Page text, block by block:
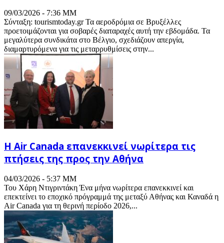
09/03/2026 - 7:36 ΜΜ
Σύνταξη: tourismtoday.gr Τα αεροδρόμια σε Βρυξέλλες
προετοιμάζονται για σοβαρές διαταραχές αυτή την εβδομάδα. Τα
μεγαλύτερα συνδικάτα στο Βέλγιο, σχεδιάζουν απεργία,
διαμαρτυρόμενα για τις μεταρρυθμίσεις στην...
Η Air Canada επανεκκινεί νωρίτερα τις
πτήσεις της προς την Αθήνα
04/03/2026 - 5:37 ΜΜ
Του Χάρη Ντιγριντάκη Ένα μήνα νωρίτερα επανεκκινεί και
επεκτείνει το εποχικό πρόγραμμά της μεταξύ Αθήνας και Καναδά η
Air Canada για τη θερινή περίοδο 2026,...